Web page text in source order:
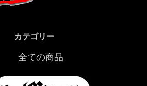
カテゴリー
全ての商品